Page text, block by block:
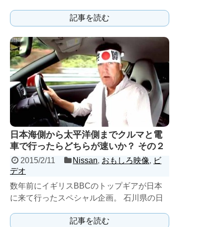
記事を読む
日本海側から太平洋側までクルマと電
車で行ったらどちらが速いか？ その２
2015/2/11 Nissan, おもしろ映像, ビ
デオ
数年前にイギリスBBCのトップギアが日本
に来て行ったスペシャル企画。 石川県の日
で行くレース。 ...記事を読む